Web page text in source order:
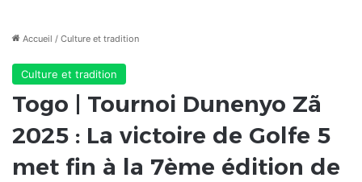
Accueil / Culture et tradition
Culture et tradition
Togo | Tournoi Dunenyo Zã
2025 : La victoire de Golfe 5
met fin à la 7ème édition de